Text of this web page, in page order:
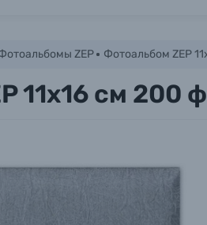
ZEP Фотоальбом ZEP
11x16 см 200